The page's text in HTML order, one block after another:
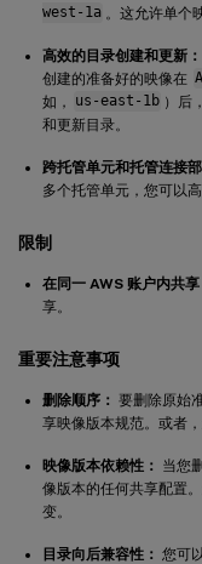
west-1a 。这允许单个
高效的目录创建和更新：
创建的准备好的映像在
如，
us-east-1b ）后
和更新目录。
跨托管单元和托管连接部
多个托管单元，您可以
限制
在同一 AWS 账户内共享
享。
重要注意事项
删除顺序： 要删除原始
享映像版本规范。或者
映像版本依赖性：
当您
像版本的任何共享配置
变。
目录向后兼容性： 您可